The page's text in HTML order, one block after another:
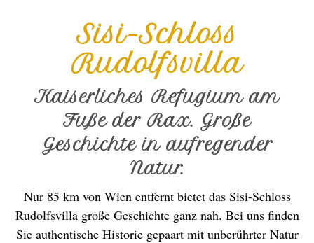
Sisi-Schloss
Rudolfsvilla
Kaiserliches Refugium am
Fuße der Rax. Große
Geschichte in aufregender
Natur.
Nur 85 km von Wien entfernt bietet das Sisi-Schloss
Rudolfsvilla große Geschichte ganz nah. Bei uns finden
Sie authentische Historie gepaart mit unberührter Natur